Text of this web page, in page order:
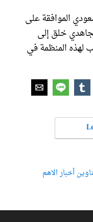
الموافقة على
من المجاهدي خلق إلى
لهذه المنظمة في
أخبار الاهم